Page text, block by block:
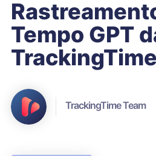
Tempo GPT
TrackingTime
TrackingTime Team